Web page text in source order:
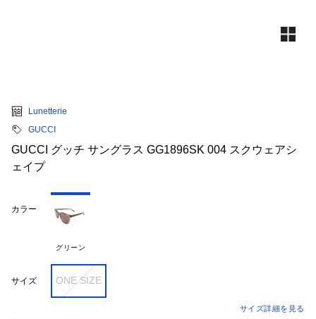
Lunetterie
GUCCI
GUCCI グッチ サングラス GG1896SK 004 スクウェアシ
ェイプ
カラー
グリーン
サイズ ONE SIZE
サイズ詳細を見る